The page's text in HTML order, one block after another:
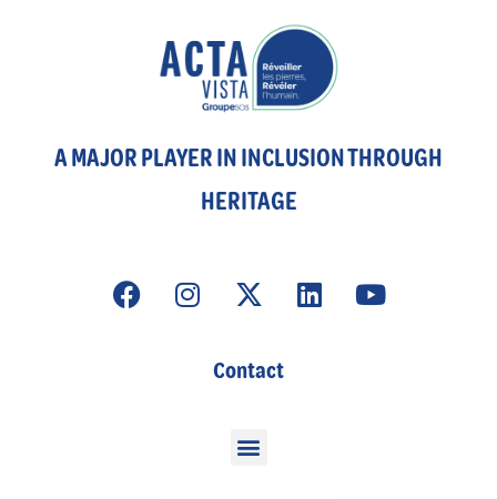
A MAJOR PLAYER IN INCLUSION THROUGH
HERITAGE
Contact